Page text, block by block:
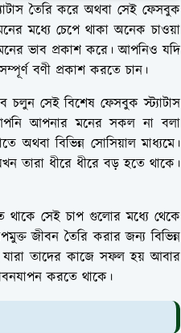
তৈরি করে অথবা সেই ফেসবুক
মধ্যে চেপে থাকা অনেক চাওয়া
ভাব প্রকাশ করে। আপনিও যদি
বণী প্রকাশ করতে চান।
সেই বিশেষ ফেসবুক স্ট্যাটাস
আপনার মনের সকল না বলা
বিভিন্ন সোসিয়াল মাধ্যমে।
তারা ধীরে ধীরে বড় হতে থাকে।
সেই চাপ গুলোর মধ্যে থেকে
জীবন তৈরি করার জন্য বিভিন্ন
তাদের কাজে সফল হয় আবার
করতে থাকে।